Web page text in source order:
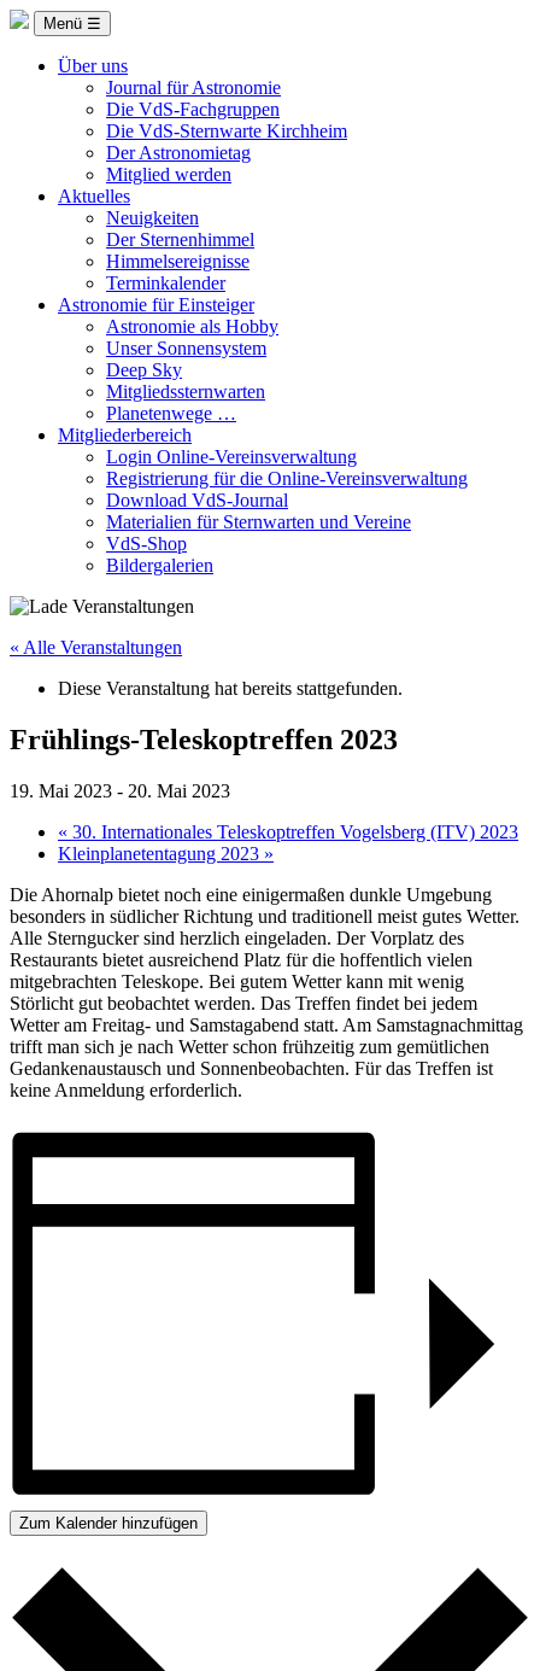
Menü ☰
Über uns
Journal für Astronomie
Die VdS-Fachgruppen
Die VdS-Sternwarte Kirchheim
Der Astronomietag
Mitglied werden
Aktuelles
Neuigkeiten
Der Sternenhimmel
Himmelsereignisse
Terminkalender
Astronomie für Einsteiger
Astronomie als Hobby
Unser Sonnensystem
Deep Sky
Mitgliedssternwarten
Planetenwege …
Mitgliederbereich
Login Online-Vereinsverwaltung
Registrierung für die Online-Vereinsverwaltung
Download VdS-Journal
Materialien für Sternwarten und Vereine
VdS-Shop
Bildergalerien
« Alle Veranstaltungen
Diese Veranstaltung hat bereits stattgefunden.
Frühlings-Teleskoptreffen 2023
19. Mai 2023 - 20. Mai 2023
« 30. Internationales Teleskoptreffen Vogelsberg (ITV) 2023
Kleinplanetentagung 2023 »
Die Ahornalp bietet noch eine einigermaßen dunkle Umgebung
besonders in südlicher Richtung und traditionell meist gutes Wetter.
Alle Sterngucker sind herzlich eingeladen. Der Vorplatz des
Restaurants bietet ausreichend Platz für die hoffentlich vielen
mitgebrachten Teleskope. Bei gutem Wetter kann mit wenig
Störlicht gut beobachtet werden. Das Treffen findet bei jedem
Wetter am Freitag- und Samstagabend statt. Am Samstagnachmittag
trifft man sich je nach Wetter schon frühzeitig zum gemütlichen
Gedankenaustausch und Sonnenbeobachten. Für das Treffen ist
keine Anmeldung erforderlich.
Zum Kalender hinzufügen